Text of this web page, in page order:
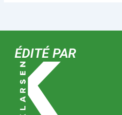
ÉDITÉ PAR